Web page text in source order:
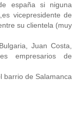
españa si niguna
vicepresidente de
su clientela (muy
Juan Costa,
empresarios de
barrio de Salamanca